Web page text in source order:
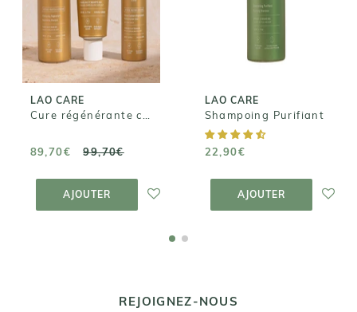
LAO CARE
89,70€ 99,70€
AJOUTER
complète -
Intense Protein
Bonding
89,70€ 99,70€
PANIER
LAO CARE
Shampoing Purifiant
22,90€
AJOUTER
Purifiant
22,90€
PANIER
REJOIGNEZ-NOUS